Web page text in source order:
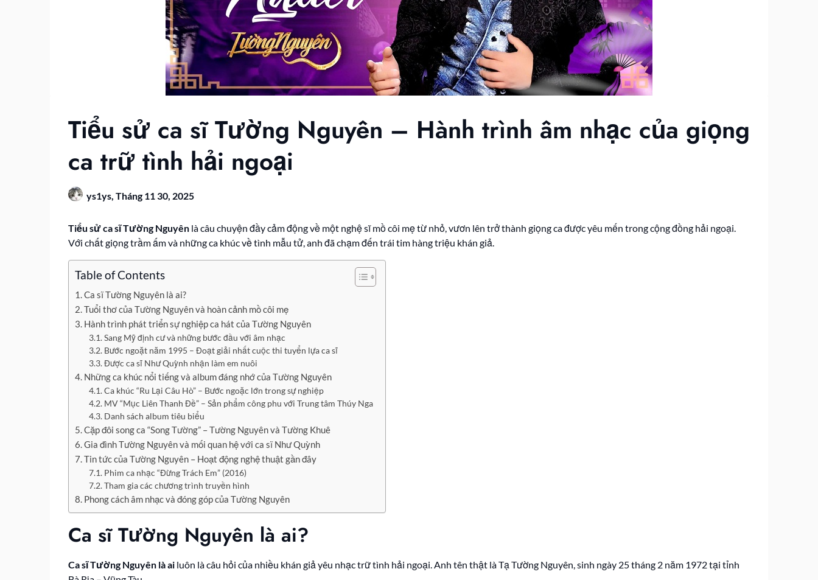
Tiểu sử ca sĩ Tường Nguyên – Hành trình âm nhạc của giọng
ca trữ tình hải ngoại
ys1ys, Tháng 11 30, 2025
Tiểu sử ca sĩ Tường Nguyên là câu chuyện đầy cảm động về một nghệ sĩ mồ côi mẹ từ nhỏ, vươn lên trở thành giọng ca được yêu mến trong cộng đồng hải ngoại.
Với chất giọng trầm ấm và những ca khúc về tình mẫu tử, anh đã chạm đến trái tim hàng triệu khán giả.
Table of Contents
Ca sĩ Tường Nguyên là ai?
Tuổi thơ của Tường Nguyên và hoàn cảnh mồ côi mẹ
Hành trình phát triển sự nghiệp ca hát của Tường Nguyên
Sang Mỹ định cư và những bước đầu với âm nhạc
Bước ngoặt năm 1995 – Đoạt giải nhất cuộc thi tuyển lựa ca sĩ
Được ca sĩ Như Quỳnh nhận làm em nuôi
Những ca khúc nổi tiếng và album đáng nhớ của Tường Nguyên
Ca khúc “Ru Lại Câu Hò” – Bước ngoặc lớn trong sự nghiệp
MV “Mục Liên Thanh Đề” – Sản phẩm công phu với Trung tâm Thúy Nga
Danh sách album tiêu biểu
Cặp đôi song ca “Song Tường” – Tường Nguyên và Tường Khuê
Gia đình Tường Nguyên và mối quan hệ với ca sĩ Như Quỳnh
Tin tức của Tường Nguyên – Hoạt động nghệ thuật gần đây
Phim ca nhạc “Đừng Trách Em” (2016)
Tham gia các chương trình truyền hình
Phong cách âm nhạc và đóng góp của Tường Nguyên
Ca sĩ Tường Nguyên là ai?
Ca sĩ Tường Nguyên là ai luôn là câu hỏi của nhiều khán giả yêu nhạc trữ tình hải ngoại. Anh tên thật là Tạ Tường Nguyên, sinh ngày 25 tháng 2 năm 1972 tại tỉnh